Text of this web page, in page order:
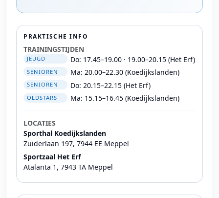
PRAKTISCHE INFO
TRAININGSTIJDEN
JEUGD Do: 17.45–19.00 · 19.00–20.15 (Het Erf)
SENIOREN Ma: 20.00–22.30 (Koedijkslanden)
SENIOREN Do: 20.15–22.15 (Het Erf)
OLDSTARS Ma: 15.15–16.45 (Koedijkslanden)
LOCATIES
Sporthal Koedijkslanden
Zuiderlaan 197, 7944 EE Meppel
Sportzaal Het Erf
Atalanta 1, 7943 TA Meppel